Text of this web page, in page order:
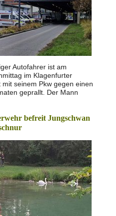
Autofahrer ist am
im Klagenfurter
mit seinem Pkw gegen einen
geprallt. Der Mann
befreit Jungschwan